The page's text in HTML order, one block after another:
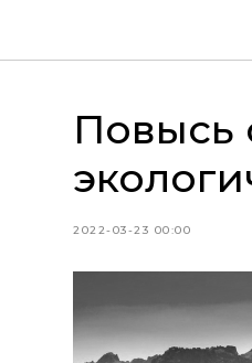
Повысь
2022-03-23 00:00